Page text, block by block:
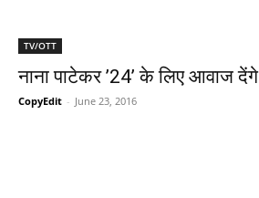
TV/OTT
नाना पाटेकर ’24’ के लिए आवाज देंगे
CopyEdit - June 23, 2016